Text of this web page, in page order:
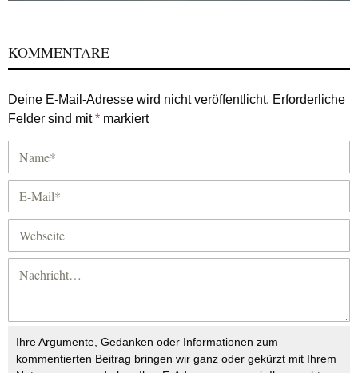
KOMMENTARE
Deine E-Mail-Adresse wird nicht veröffentlicht. Erforderliche
Felder sind mit* markiert
Ihre Argumente, Gedanken oder Informationen zum
kommentierten Beitrag bringen wir ganz oder gekürzt mit Ihrem